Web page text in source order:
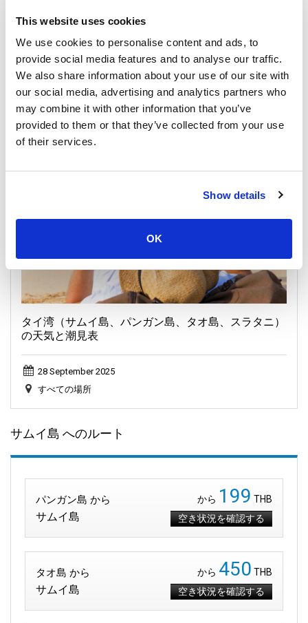
This website uses cookies
We use cookies to personalise content and ads, to
provide social media features and to analyse our traffic.
We also share information about your use of our site with
our social media, advertising and analytics partners who
may combine it with other information that you’ve
provided to them or that they’ve collected from your use
of their services.
Show details
OK
重要なお知らせ：2025年フルムーンパーティースケ
ジュール更新
29 October 2025
すべての場所
General, Weather, Announcement
タイ湾（サムイ島、パンガン島、タオ島、スラタニ）
の天気と潮見表
28 September 2025
すべての場所
サムイ島 へのルート
パンガン島 から
サムイ島
から 199 THB
空き状況を確認する
タオ島 から
サムイ島
から 450 THB
空き状況を確認する